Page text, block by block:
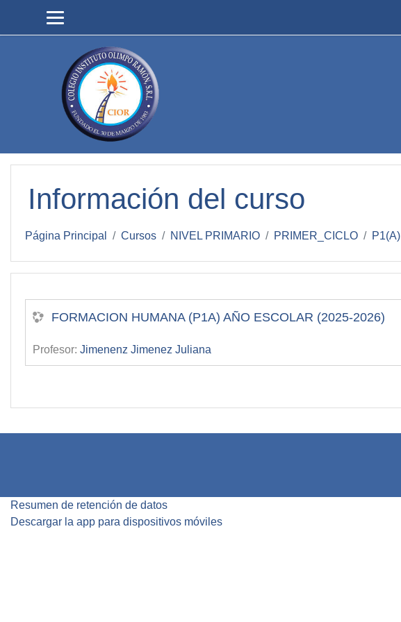
Información del curso
Página Principal Cursos NIVEL PRIMARIO PRIMER_CICLO P1(A)
FORMACION HUMANA (P1A) AÑO ESCOLAR (2025-2026)
Profesor: Jimenenz Jimenez Juliana
Resumen de retención de datos
Descargar la app para dispositivos móviles